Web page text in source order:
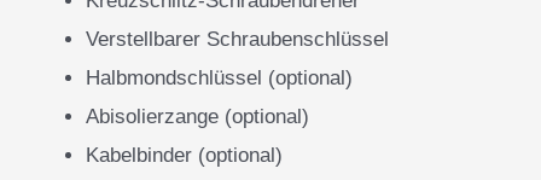
Verstellbarer Schraubenschlüssel
Halbmondschlüssel (optional)
Abisolierzange (optional)
Kabelbinder (optional)